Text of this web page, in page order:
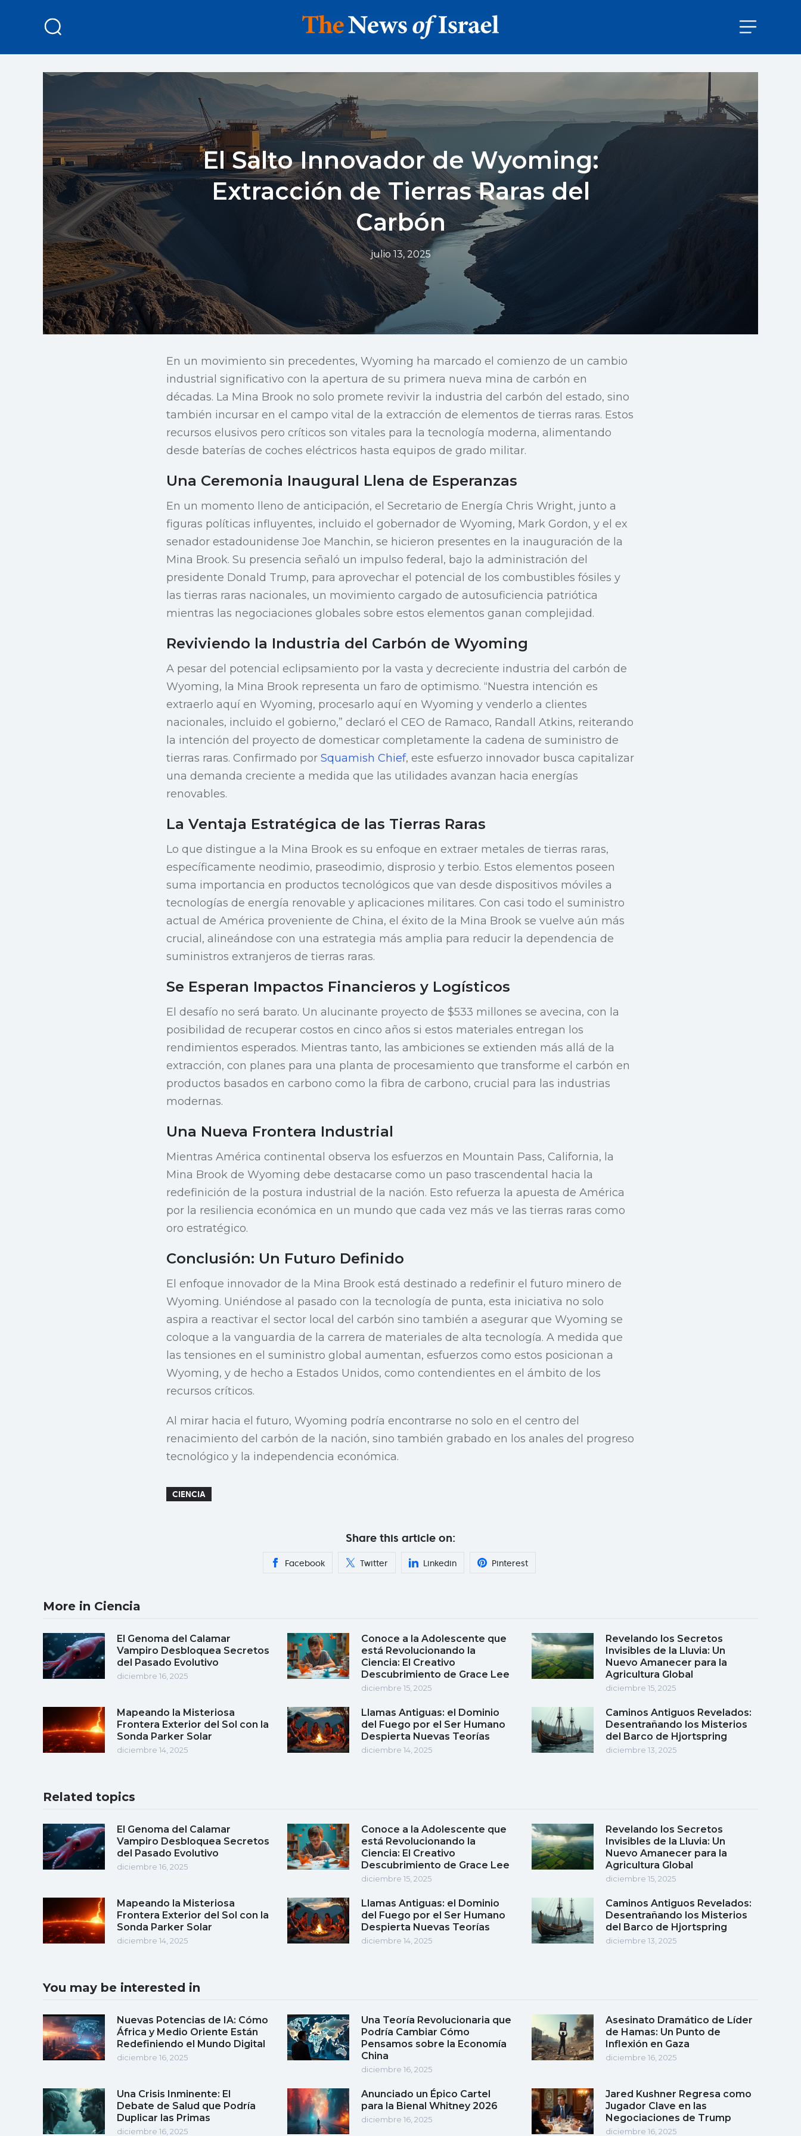
El Salto Innovador de Wyoming:
Extracción de Tierras Raras del
Carbón
julio 13, 2025
En un movimiento sin precedentes, Wyoming ha marcado el comienzo de un cambio
industrial significativo con la apertura de su primera nueva mina de carbón en
décadas. La Mina Brook no solo promete revivir la industria del carbón del estado, sino
también incursar en el campo vital de la extracción de elementos de tierras raras. Estos
recursos elusivos pero críticos son vitales para la tecnología moderna, alimentando
desde baterías de coches eléctricos hasta equipos de grado militar.
Una Ceremonia Inaugural Llena de Esperanzas
En un momento lleno de anticipación, el Secretario de Energía Chris Wright, junto a
figuras políticas influyentes, incluido el gobernador de Wyoming, Mark Gordon, y el ex
senador estadounidense Joe Manchin, se hicieron presentes en la inauguración de la
Mina Brook. Su presencia señaló un impulso federal, bajo la administración del
presidente Donald Trump, para aprovechar el potencial de los combustibles fósiles y
las tierras raras nacionales, un movimiento cargado de autosuficiencia patriótica
mientras las negociaciones globales sobre estos elementos ganan complejidad.
Reviviendo la Industria del Carbón de Wyoming
A pesar del potencial eclipsamiento por la vasta y decreciente industria del carbón de
Wyoming, la Mina Brook representa un faro de optimismo. “Nuestra intención es
extraerlo aquí en Wyoming, procesarlo aquí en Wyoming y venderlo a clientes
nacionales, incluido el gobierno,” declaró el CEO de Ramaco, Randall Atkins, reiterando
la intención del proyecto de domesticar completamente la cadena de suministro de
tierras raras. Confirmado por Squamish Chief, este esfuerzo innovador busca capitalizar
una demanda creciente a medida que las utilidades avanzan hacia energías
renovables.
La Ventaja Estratégica de las Tierras Raras
Lo que distingue a la Mina Brook es su enfoque en extraer metales de tierras raras,
específicamente neodimio, praseodimio, disprosio y terbio. Estos elementos poseen
suma importancia en productos tecnológicos que van desde dispositivos móviles a
tecnologías de energía renovable y aplicaciones militares. Con casi todo el suministro
actual de América proveniente de China, el éxito de la Mina Brook se vuelve aún más
crucial, alineándose con una estrategia más amplia para reducir la dependencia de
suministros extranjeros de tierras raras.
Se Esperan Impactos Financieros y Logísticos
El desafío no será barato. Un alucinante proyecto de $533 millones se avecina, con la
posibilidad de recuperar costos en cinco años si estos materiales entregan los
rendimientos esperados. Mientras tanto, las ambiciones se extienden más allá de la
extracción, con planes para una planta de procesamiento que transforme el carbón en
productos basados en carbono como la fibra de carbono, crucial para las industrias
modernas.
Una Nueva Frontera Industrial
Mientras América continental observa los esfuerzos en Mountain Pass, California, la
Mina Brook de Wyoming debe destacarse como un paso trascendental hacia la
redefinición de la postura industrial de la nación. Esto refuerza la apuesta de América
por la resiliencia económica en un mundo que cada vez más ve las tierras raras como
oro estratégico.
Conclusión: Un Futuro Definido
El enfoque innovador de la Mina Brook está destinado a redefinir el futuro minero de
Wyoming. Uniéndose al pasado con la tecnología de punta, esta iniciativa no solo
aspira a reactivar el sector local del carbón sino también a asegurar que Wyoming se
coloque a la vanguardia de la carrera de materiales de alta tecnología. A medida que
las tensiones en el suministro global aumentan, esfuerzos como estos posicionan a
Wyoming, y de hecho a Estados Unidos, como contendientes en el ámbito de los
recursos críticos.
Al mirar hacia el futuro, Wyoming podría encontrarse no solo en el centro del
renacimiento del carbón de la nación, sino también grabado en los anales del progreso
tecnológico y la independencia económica.
CIENCIA
Share this article on:
Facebook Twitter Linkedin Pinterest
More in Ciencia
El Genoma del Calamar
Vampiro Desbloquea Secretos
del Pasado Evolutivo
diciembre 16, 2025
Conoce a la Adolescente que
está Revolucionando la
Ciencia: El Creativo
Descubrimiento de Grace Lee
diciembre 15, 2025
Revelando los Secretos
Invisibles de la Lluvia: Un
Nuevo Amanecer para la
Agricultura Global
diciembre 15, 2025
Mapeando la Misteriosa
Frontera Exterior del Sol con la
Sonda Parker Solar
diciembre 14, 2025
Llamas Antiguas: el Dominio
del Fuego por el Ser Humano
Despierta Nuevas Teorías
diciembre 14, 2025
Caminos Antiguos Revelados:
Desentrañando los Misterios
del Barco de Hjortspring
diciembre 13, 2025
Related topics
El Genoma del Calamar
Vampiro Desbloquea Secretos
del Pasado Evolutivo
diciembre 16, 2025
Conoce a la Adolescente que
está Revolucionando la
Ciencia: El Creativo
Descubrimiento de Grace Lee
diciembre 15, 2025
Revelando los Secretos
Invisibles de la Lluvia: Un
Nuevo Amanecer para la
Agricultura Global
diciembre 15, 2025
Mapeando la Misteriosa
Frontera Exterior del Sol con la
Sonda Parker Solar
diciembre 14, 2025
Llamas Antiguas: el Dominio
del Fuego por el Ser Humano
Despierta Nuevas Teorías
diciembre 14, 2025
Caminos Antiguos Revelados:
Desentrañando los Misterios
del Barco de Hjortspring
diciembre 13, 2025
You may be interested in
Nuevas Potencias de IA: Cómo
África y Medio Oriente Están
Redefiniendo el Mundo Digital
diciembre 16, 2025
Una Teoría Revolucionaria que
Podría Cambiar Cómo
Pensamos sobre la Economía
China
diciembre 16, 2025
Asesinato Dramático de Líder
de Hamas: Un Punto de
Inflexión en Gaza
diciembre 16, 2025
Una Crisis Inminente: El
Debate de Salud que Podría
Duplicar las Primas
diciembre 16, 2025
Anunciado un Épico Cartel
para la Bienal Whitney 2026
diciembre 16, 2025
Jared Kushner Regresa como
Jugador Clave en las
Negociaciones de Trump
diciembre 16, 2025